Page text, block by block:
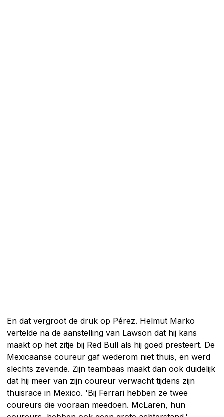
En dat vergroot de druk op Pérez. Helmut Marko
vertelde na de aanstelling van Lawson dat hij kans
maakt op het zitje bij Red Bull als hij goed presteert. De
Mexicaanse coureur gaf wederom niet thuis, en werd
slechts zevende. Zijn teambaas maakt dan ook duidelijk
dat hij meer van zijn coureur verwacht tijdens zijn
thuisrace in Mexico. 'Bij Ferrari hebben ze twee
coureurs die vooraan meedoen. McLaren, hun